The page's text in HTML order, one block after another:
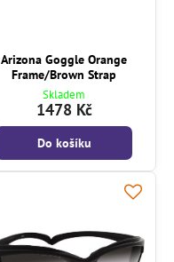
Arizona Goggle Orange
Frame/Brown Strap
Skladem
1478 Kč
Do košíku